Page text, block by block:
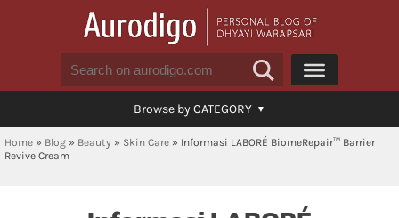
Browse by CATEGORY
Home » Blog » Beauty » Skin Care » Informasi LABORÉ BiomeRepair™ Barrier
Revive Cream